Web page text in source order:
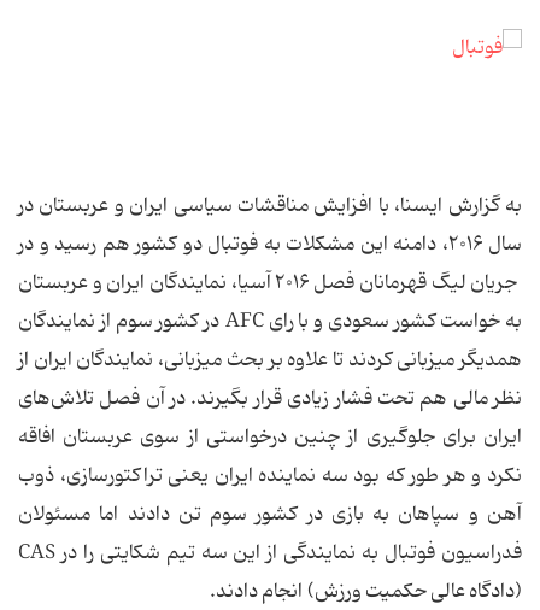
به گزارش ایسنا، با افزایش مناقشات سیاسی ایران و عربستان در
سال ۲۰۱۶، دامنه این مشکلات به فوتبال دو کشور هم رسید و در
جریان لیگ قهرمانان فصل ۲۰۱۶ آسیا، نمایندگان ایران و عربستان
به خواست کشور سعودی و با رای AFC در کشور سوم از نمایندگان
همدیگر میزبانی کردند تا علاوه بر بحث میزبانی، نمایندگان ایران از
نظر مالی هم تحت فشار زیادی قرار بگیرند. در آن فصل تلاش‌های
ایران برای جلوگیری از چنین درخواستی از سوی عربستان افاقه
نکرد و هر طور که بود سه نماینده ایران یعنی تراکتورسازی، ذوب
آهن و سپاهان به بازی در کشور سوم تن دادند اما مسئولان
فدراسیون فوتبال به نمایندگی از این سه تیم شکایتی را در CAS
(دادگاه عالی حکمیت ورزش) انجام دادند.